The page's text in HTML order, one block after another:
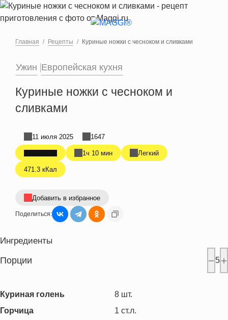
Перейти к основному содержанию
Главная Рецепты Куриные ножки с чесноком и сливками
Ужин Европейская кухня
Куриные ножки с чесноком и
сливками
1ч 10 мин Легкий
471.3 кКал
11 июля 2025 1647
Добавить в избранное
Поделиться:
Ингредиенты
Порции 5
Куриная голень 8 шт.
Горчица
1 ст.л.